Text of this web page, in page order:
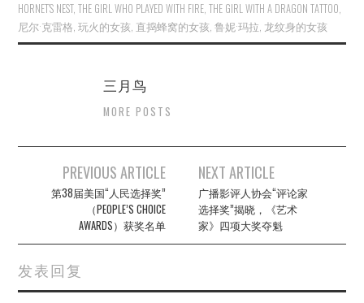
HORNET’S NEST,THE GIRL WHO PLAYED WITH FIRE,THE GIRL WITH A DRAGON TATTOO,
尼尔·克雷格,玩火的女孩, 直捣蜂窝的女孩,鲁妮·玛拉, 龙纹身的女孩
三月鸟
MORE POSTS
navigation
PREVIOUS ARTICLE
第38届美国“人民选择奖”
（PEOPLE’S CHOICE
AWARDS）获奖名单
NEXT ARTICLE
广播影评人协会“评论家
选择奖”揭晓，《艺术
家》四项大奖夺魁
发表回复